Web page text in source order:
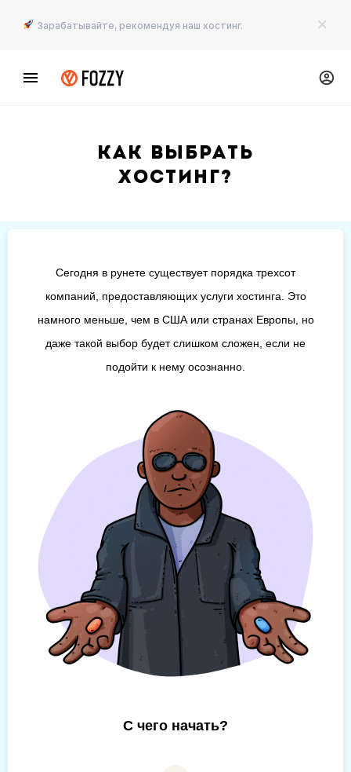
Зарабатывайте, рекомендуя наш хостинг.
Как выбрать
хостинг?
Сегодня в рунете существует порядка трехсот
компаний, предоставляющих услуги хостинга. Это
намного меньше, чем в США или странах Европы, но
даже такой выбор будет слишком сложен, если не
подойти к нему осознанно.
С чего начать?